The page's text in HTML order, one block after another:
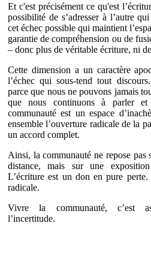
Et c'est précisément ce qu'est
possibilité de s’adresser à l’autre
cet échec possible qui maintient
garantie de compréhension ou de
– donc plus de véritable écriture, ni
Cette dimension a un caractère
l’échec qui sous-tend tout
parce que nous ne pouvons jamais
que nous continuons à parler
communauté est un espace
ensemble l’ouverture radicale de la
un accord complet.
Ainsi, la communauté ne repose
distance, mais sur une
L’écriture est un don en pure
radicale.
Vivre la communauté, c’est
l’incertitude.